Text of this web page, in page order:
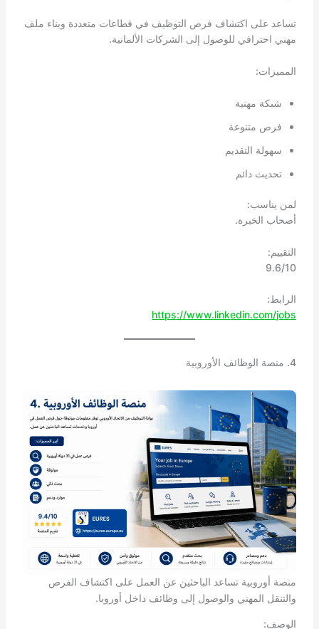
تساعد على اكتشاف فرص التوظيف في قطاعات متعددة وبناء ملف
مهني احترافي للوصول إلى الشركات الألمانية.
المميزات:
شبكة مهنية
فرص متنوعة
سهولة التقديم
تحديث دائم
لمن يناسب:
أصحاب الخبرة.
التقييم:
9.6/10
الرابط:
https://www.linkedin.com/jobs
4. منصة الوظائف الأوروبية
منصة أوروبية تساعد الباحثين عن العمل على اكتشاف الفرص
والتنقل المهني والوصول إلى وظائف داخل أوروبا.
الوصف: